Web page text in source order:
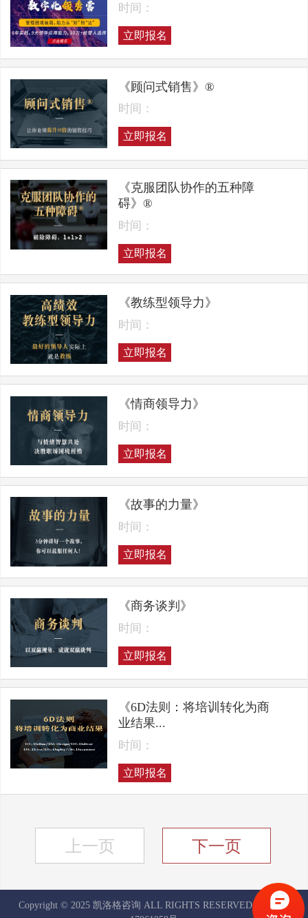
时间：
立即报名
《顾问式销售》®
时间：
立即报名
《克服团队协作的五种障
碍》®
时间：
立即报名
《教练型领导力》
时间：
立即报名
《情商领导力》
时间：
立即报名
《故事的力量》
时间：
立即报名
《商务谈判》
时间：
立即报名
《6D法则：将培训转化为商
业结果...
时间：
立即报名
上一页 下一页
Copyright © 2025 凯洛格咨询 ALL RIGHTS RESERVED
京ICP备